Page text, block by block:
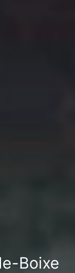
Boixe